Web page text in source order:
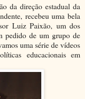
da direção estadual da
recebeu uma bela
Luiz Paixão, um dos
pedido de um grupo de
uma série de vídeos
educacionais em